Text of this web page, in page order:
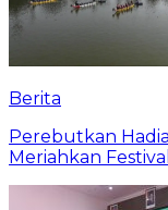
Berita
Perebutkan
Meriahkan